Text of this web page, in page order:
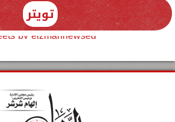
تويتر
by elzmannewseg